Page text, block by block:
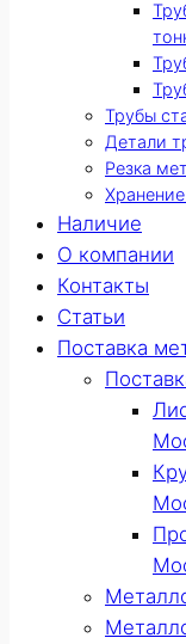
Трубы
Детали
Резка
Наличие
О компании
Контакты
Статьи
Поставка